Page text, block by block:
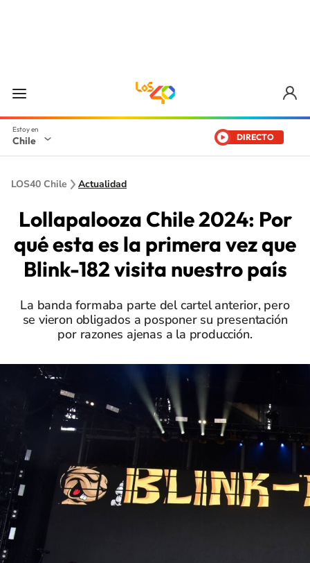
Chile DIRECTO
LOS40 Chile Actualidad
Lollapalooza Chile 2024: Por
qué esta es la primera vez que
Blink-182 visita nuestro país
La banda formaba parte del cartel anterior, pero
se vieron obligados a posponer su presentación
por razones ajenas a la producción.